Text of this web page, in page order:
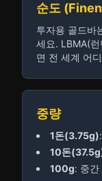
순도
투자용 골드바
세요. LBMA(
면 전 세계 어
중량
1돈(3.75g)
10돈
100g: 중간